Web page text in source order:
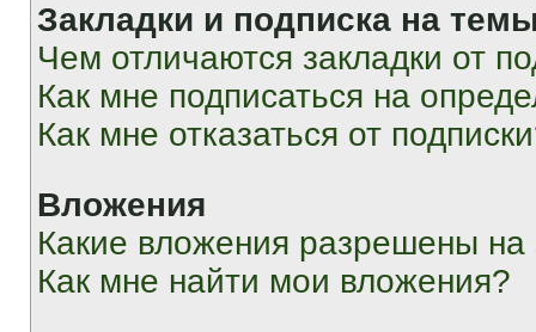
Закладки и подписка на
Чем отличаются закладки от
Как мне подписаться на
Как мне отказаться от
Вложения
Какие вложения разрешены
Как мне найти мои вложения?